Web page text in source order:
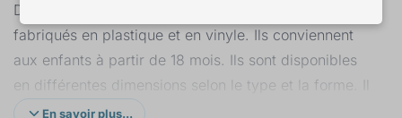
Des pots pour enfants de meilleure qualité sont
fabriqués en plastique et en vinyle. Ils conviennent
aux enfants à partir de 18 mois. Ils sont disponibles
en différentes dimensions selon le type et la forme. Il
y a des pots simples en plusieurs coloris avec des
En savoir plus...